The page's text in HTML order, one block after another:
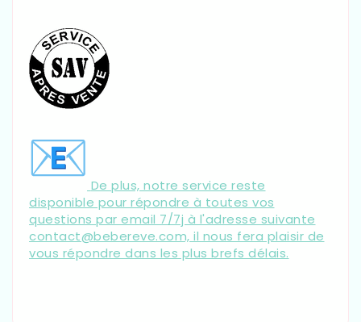
De plus, notre service reste
disponible pour répondre à toutes vos
questions par email 7/7j à l'adresse suivante
contact@bebereve.com, il nous fera plaisir de
vous répondre dans les plus brefs délais.